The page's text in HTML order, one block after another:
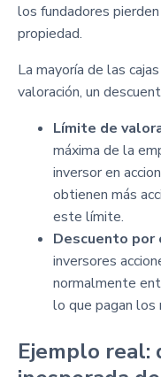
los fundadores
propiedad.
La mayoría de las
valoración, un
Límite de
máxima de la
inversor en
obtienen más
este límite.
Descuento por
inversores
normalmente
lo que pagan los
Ejemplo real: